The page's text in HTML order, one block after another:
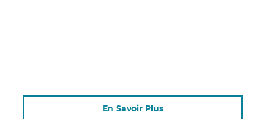
En Savoir Plus